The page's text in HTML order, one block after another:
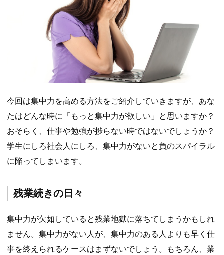
今回は集中力を高める方法をご紹介していきますが、あな
たはどんな時に「もっと集中力が欲しい」と思いますか？
おそらく、仕事や勉強が捗らない時ではないでしょうか？
学生にしろ社会人にしろ、集中力がないと負のスパイラル
に陥ってしまいます。
残業続きの日々
集中力が欠如していると残業地獄に落ちてしまうかもしれ
ません。集中力がない人が、集中力のある人よりも早く仕
事を終えられるケースはまずないでしょう。もちろん、業